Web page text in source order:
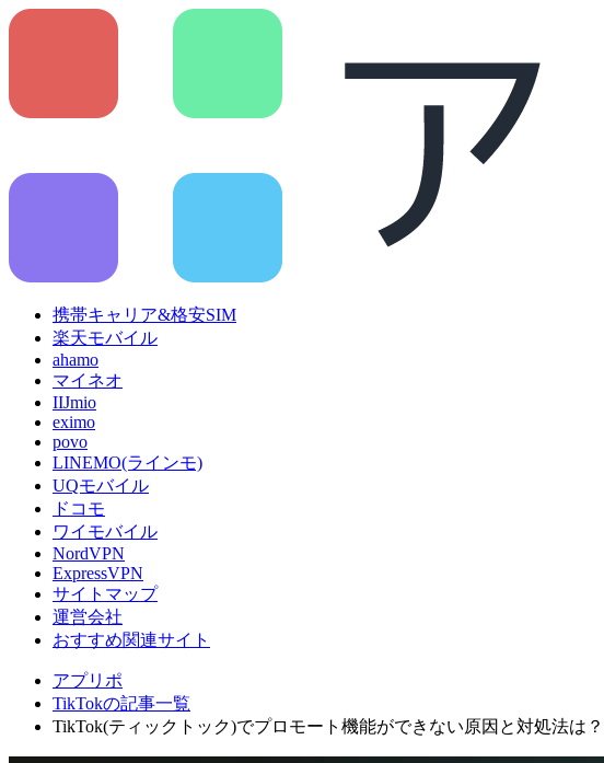
携帯キャリア&格安SIM
楽天モバイル
ahamo
マイネオ
IIJmio
eximo
povo
LINEMO(ラインモ)
UQモバイル
ドコモ
ワイモバイル
NordVPN
ExpressVPN
サイトマップ
運営会社
おすすめ関連サイト
アプリポ
TikTokの記事一覧
TikTok(ティックトック)でプロモート機能ができない原因と対処法は？